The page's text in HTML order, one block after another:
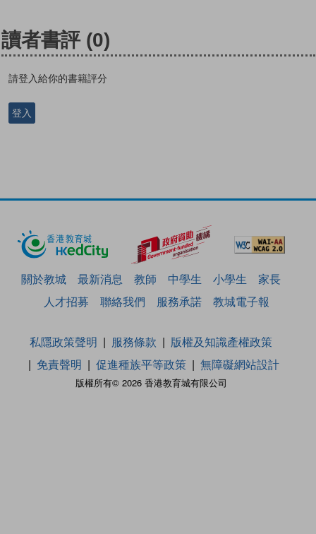
讀者書評 (0)
請登入給你的書籍評分
登入
關於教城 最新消息 教師 中學生 小學生
家長
人才招募
聯絡我們 服務承諾 教城電子報
版權所有© 2026 香港教育城有限公司
私隱政策聲明 服務條款
版權及知識產權政策
免責聲明
促進種族平等政策 無障礙網站設計